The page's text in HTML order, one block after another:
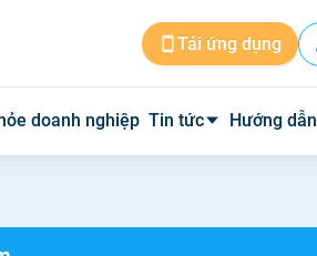
Tải ứng dụng
doanh nghiệp Tin tức Hướng dẫn